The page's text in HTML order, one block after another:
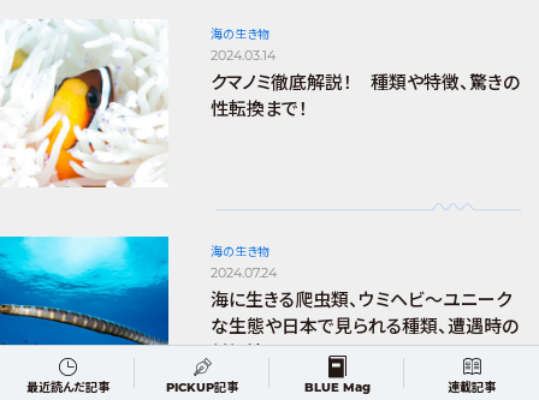
海の生き物
2024.03.14
クマノミ徹底解説！ 種類や特徴、驚きの
性転換まで！
海の生き物
2024.07.24
海に生きる爬虫類、ウミヘビ～ユニーク
な生態や日本で見られる種類、遭遇時の
対処法まで～
最近読んだ記事 PICKUP記事 BLUE Mag 連載記事